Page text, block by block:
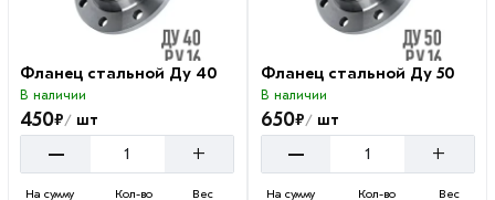
Фланец стальной Ду 40
В наличии
450₽/ шт
– +
На сумму Кол-во Вес
Фланец стальной Ду 50
В наличии
650₽/шт
– +
На сумму Кол-во Вес